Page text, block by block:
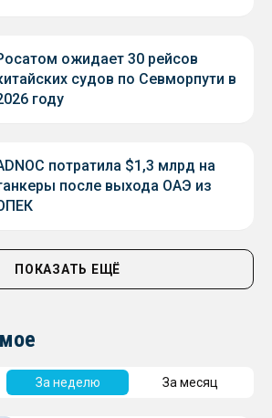
ожидает 30 рейсов
судов по Севморпути в
году
потратила $1,3 млрд на
после выхода ОАЭ из
ПОКАЗАТЬ ЕЩЁ
За неделю За месяц